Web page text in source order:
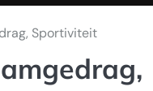
Sportiviteit